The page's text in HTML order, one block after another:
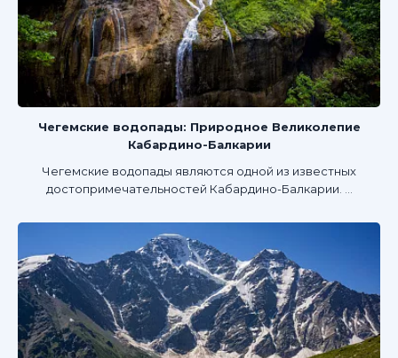
Чегемские водопады: Природное Великолепие
Кабардино-Балкарии
Чегемские водопады являются одной из известных
достопримечательностей Кабардино-Балкарии. ...